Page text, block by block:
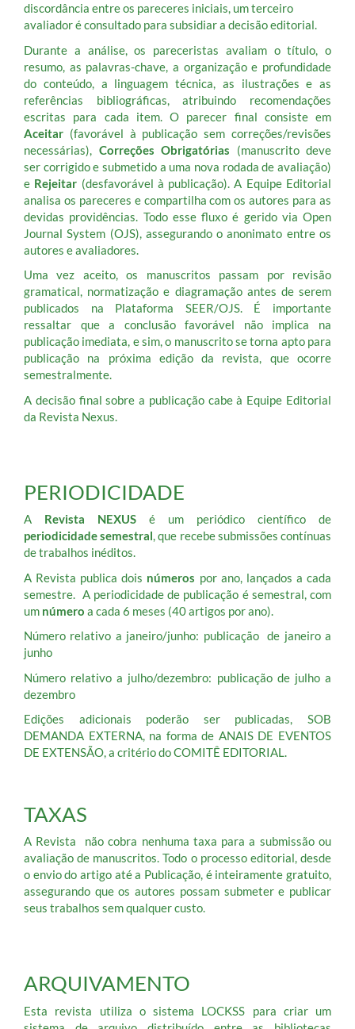
discordância entre os pareceres iniciais, um terceiro
avaliador é consultado para subsidiar a decisão editorial.
Durante a análise, os pareceristas avaliam o título, o
resumo, as palavras-chave, a organização e profundidade
do conteúdo, a linguagem técnica, as ilustrações e as
referências bibliográficas, atribuindo recomendações
escritas para cada item. O parecer final consiste em
Aceitar (favorável à publicação sem correções/revisões
necessárias), Correções Obrigatórias (manuscrito deve
ser corrigido e submetido a uma nova rodada de avaliação)
e Rejeitar (desfavorável à publicação). A Equipe Editorial
analisa os pareceres e compartilha com os autores para as
devidas providências. Todo esse fluxo é gerido via Open
Journal System (OJS), assegurando o anonimato entre os
autores e avaliadores.
Uma vez aceito, os manuscritos passam por revisão
gramatical, normatização e diagramação antes de serem
publicados na Plataforma SEER/OJS. É importante
ressaltar que a conclusão favorável não implica na
publicação imediata, e sim, o manuscrito se torna apto para
publicação na próxima edição da revista, que ocorre
semestralmente.
A decisão final sobre a publicação cabe à Equipe Editorial
da Revista Nexus.
PERIODICIDADE
A Revista NEXUS é um periódico científico de
periodicidade semestral, que recebe submissões contínuas
de trabalhos inéditos.
A Revista publica dois números por ano, lançados a cada
semestre. A periodicidade de publicação é semestral, com
um número a cada 6 meses (40 artigos por ano).
Número relativo a janeiro/junho: publicação de janeiro a
junho
Número relativo a julho/dezembro: publicação de julho a
dezembro
Edições adicionais poderão ser publicadas, SOB
DEMANDA EXTERNA, na forma de ANAIS DE EVENTOS
DE EXTENSÃO, a critério do COMITÊ EDITORIAL.
TAXAS
A Revista não cobra nenhuma taxa para a submissão ou
avaliação de manuscritos. Todo o processo editorial, desde
o envio do artigo até a Publicação, é inteiramente gratuito,
assegurando que os autores possam submeter e publicar
seus trabalhos sem qualquer custo.
ARQUIVAMENTO
Esta revista utiliza o sistema LOCKSS para criar um